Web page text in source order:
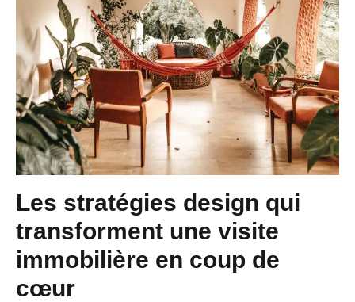
Les stratégies design qui
transforment une visite
immobilière en coup de
cœur